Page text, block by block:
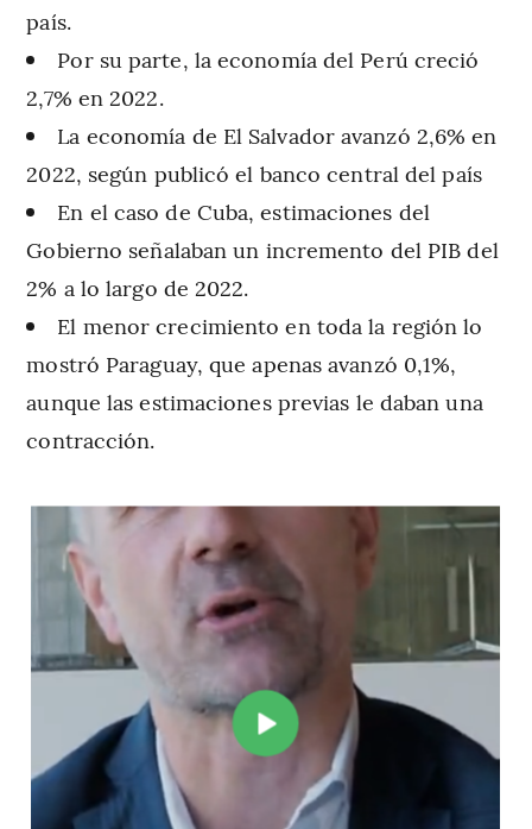
país.
Por su parte, la economía del Perú creció
2,7% en 2022.
La economía de El Salvador avanzó 2,6% en
2022, según publicó el banco central del país
En el caso de Cuba, estimaciones del
Gobierno señalaban un incremento del PIB del
2% a lo largo de 2022.
El menor crecimiento en toda la región lo
mostró Paraguay, que apenas avanzó 0,1%,
aunque las estimaciones previas le daban una
contracción.